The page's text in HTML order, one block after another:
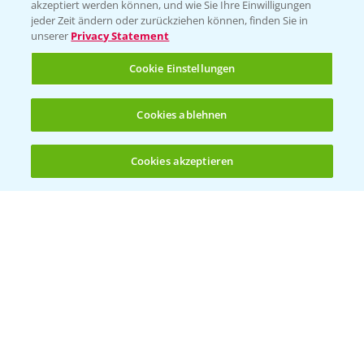
(noch 4)
Hilfe in Notfällen
T.+49 (0)214/30-20220
Folgen Sie uns
akzeptiert werden können, und wie Sie Ihre Einwilligungen
jeder Zeit ändern oder zurückziehen können, finden Sie in
unserer Privacy Statement
Cookie Einstellungen
Cookies ablehnen
Cookies akzeptieren